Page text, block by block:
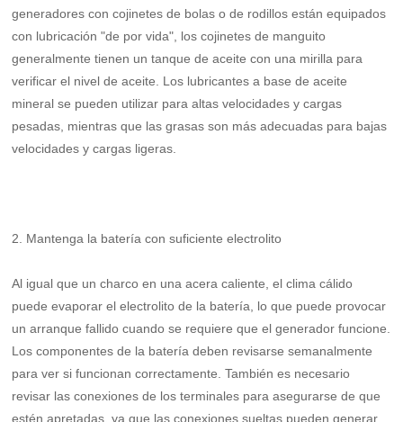
generadores con cojinetes de bolas o de rodillos están equipados
con lubricación "de por vida", los cojinetes de manguito
generalmente tienen un tanque de aceite con una mirilla para
verificar el nivel de aceite. Los lubricantes a base de aceite
mineral se pueden utilizar para altas velocidades y cargas
pesadas, mientras que las grasas son más adecuadas para bajas
velocidades y cargas ligeras.
2. Mantenga la batería con suficiente electrolito
Al igual que un charco en una acera caliente, el clima cálido
puede evaporar el electrolito de la batería, lo que puede provocar
un arranque fallido cuando se requiere que el generador funcione.
Los componentes de la batería deben revisarse semanalmente
para ver si funcionan correctamente. También es necesario
revisar las conexiones de los terminales para asegurarse de que
estén apretadas, ya que las conexiones sueltas pueden generar